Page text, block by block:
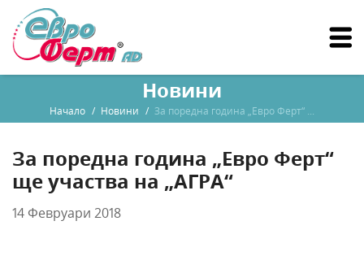
Новини
Начало Новини За поредна година „Евро Ферт“ ...
За поредна година „Евро Ферт“
ще участва на „АГРА“
14 Февруари 2018